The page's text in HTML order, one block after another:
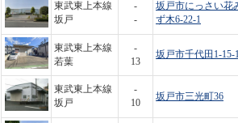
東武東上本線
坂戸
-
-
坂戸市にっさい花
ず木6-22-1
東武東上本線
若葉
-
13
坂戸市千代田1-15-
東武東上本線
坂戸
-
10
坂戸市三光町36